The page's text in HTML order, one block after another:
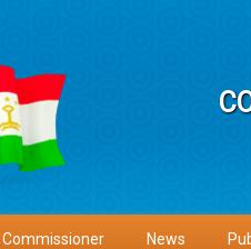
News